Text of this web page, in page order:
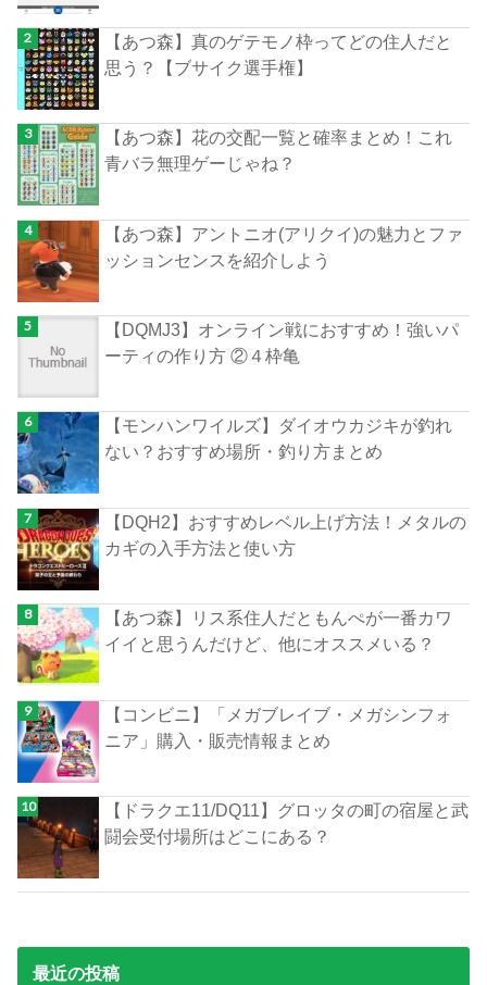
【あつ森】真のゲテモノ枠ってどの住人だと
思う？【ブサイク選手権】
【あつ森】花の交配一覧と確率まとめ！これ
青バラ無理ゲーじゃね？
【あつ森】アントニオ(アリクイ)の魅力とファ
ッションセンスを紹介しよう
【DQMJ3】オンライン戦におすすめ！強いパ
ーティの作り方 ②４枠亀
【モンハンワイルズ】ダイオウカジキが釣れ
ない？おすすめ場所・釣り方まとめ
【DQH2】おすすめレベル上げ方法！メタルの
カギの入手方法と使い方
【あつ森】リス系住人だともんぺが一番カワ
イイと思うんだけど、他にオススメいる？
【コンビニ】「メガブレイブ・メガシンフォ
ニア」購入・販売情報まとめ
【ドラクエ11/DQ11】グロッタの町の宿屋と武
闘会受付場所はどこにある？
最近の投稿